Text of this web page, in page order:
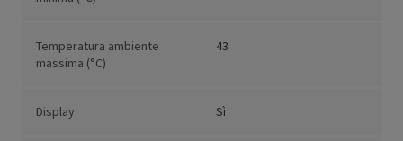
Temperatura ambiente
massima (°C)
43
Display Sì